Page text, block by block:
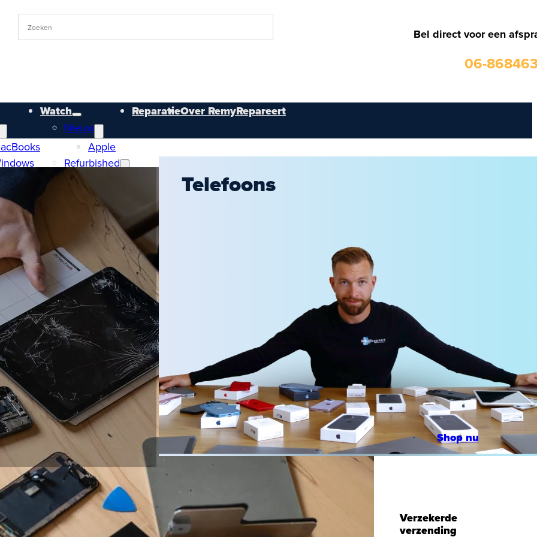
Bel direct voor een
06-
Watch
Nieuw
Apple
Refurbished
Samsung
ReparatieOver RemyRepareert
Telefoons
Shop nu
vaak binnen 30
klaar
Gecertificeerd en
professioneel
Verzekerde
verzending